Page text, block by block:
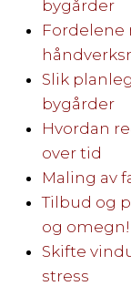
bygårder
Fordelene
Slik
bygårder
Hvordan
over tid
Maling av
Tilbud og
og omegn!
Skifte
stress